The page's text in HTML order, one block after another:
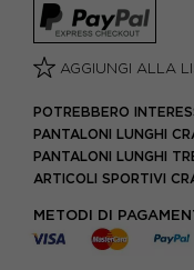
AGGIUNGI ALLA
POTREBBERO
PANTALONI LUNGHI
PANTALONI LUNGHI
ARTICOLI SPORTIVI
METODI DI